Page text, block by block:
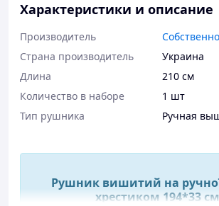
Характеристики и описание
Производитель
Страна производитель
Украина
Длина
210 см
Количество в наборе
1 шт
Тип рушника
Ручная
Рушник вишитий на
хрестиком 194*33